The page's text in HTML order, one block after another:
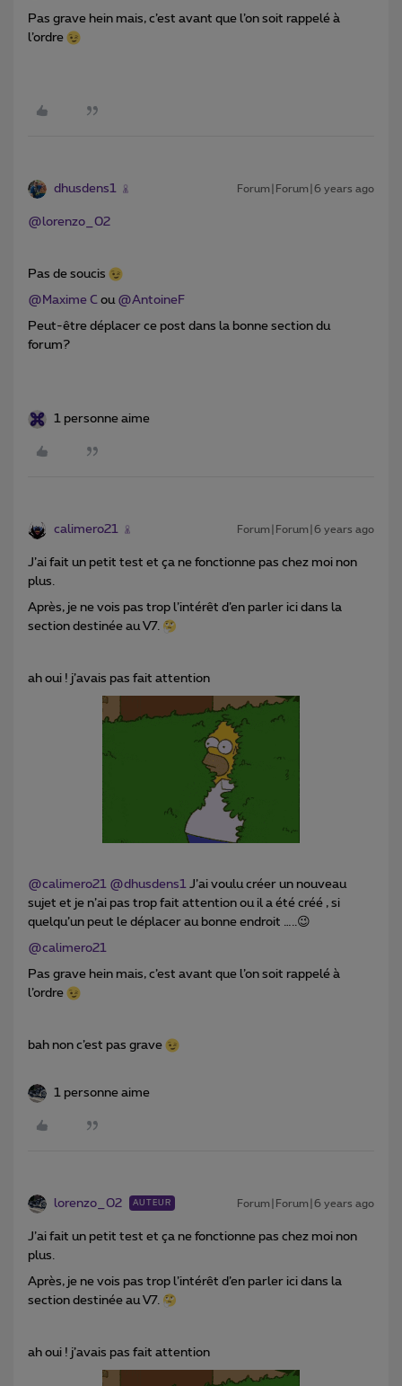
Pas grave hein mais, c’est avant que l’on soit rappelé à
l’ordre
dhusdens1 Forum|Forum|6 years ago
@lorenzo_02
Pas de soucis
@Maxime C ou @AntoineF
Peut-être déplacer ce post dans la bonne section du
forum?
1 personne aime
calimero21 Forum|Forum|6 years ago
J’ai fait un petit test et ça ne fonctionne pas chez moi non
plus.
Après, je ne vois pas trop l’intérêt d’en parler ici dans la
section destinée au V7.
ah oui ! j’avais pas fait attention
@calimero21 @dhusdens1 J’ai voulu créer un nouveau
sujet et je n’ai pas trop fait attention ou il a été créé , si
quelqu’un peut le déplacer au bonne endroit …..😉
@calimero21
Pas grave hein mais, c’est avant que l’on soit rappelé à
l’ordre
bah non c’est pas grave
1 personne aime
lorenzo_02 AUTEUR Forum|Forum|6 years ago
J’ai fait un petit test et ça ne fonctionne pas chez moi non
plus.
Après, je ne vois pas trop l’intérêt d’en parler ici dans la
section destinée au V7.
ah oui ! j’avais pas fait attention